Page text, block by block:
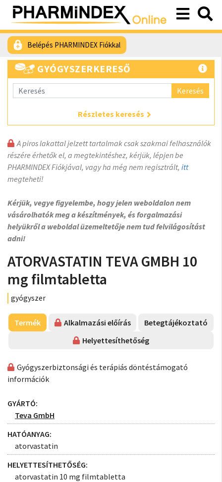
Belépés PHARMINDEX Fiókkal
GYÓGYSZERKERESŐ
Keresés
Részletes keresés
A piros lakattal jelzett tartalmak csak szakmai felhasználók
részére érhetők el, a megtekintéshez, kérjük, lépjen be
PHARMINDEX Fiókjával, vagy ha még nem regisztrált, itt
megteheti!
Kérjük, vegye figyelembe, hogy jelen weboldalon nem
vásárolhatók meg a készítmények, és forgalmazási
helyükről a weboldal üzemeltetője nem tud felvilágosítást
adni!
ATORVASTATIN TEVA GMBH 10
mg filmtabletta
gyógyszer
Termék Alkalmazási előírás
Betegtájékoztató
Helyettesíthetőség
Gyógyszerbiztonsági és terápiás döntéstámogató
információk
GYÁRTÓ:
Teva GmbH
HATÓANYAG:
atorvastatin
HELYETTESÍTHETŐSÉG:
atorvastatin 10 mg filmtabletta